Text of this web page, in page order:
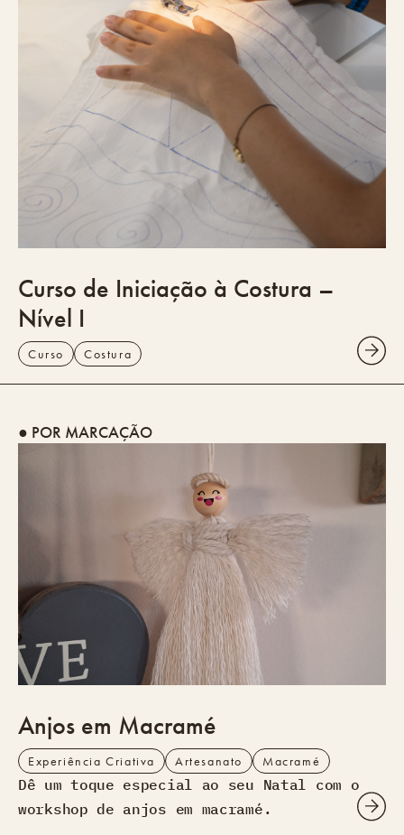
Curso de Iniciação à Costura –
Nível I
Curso Costura
● POR MARCAÇÃO
Anjos em Macramé
Experiência Criativa Artesanato Macramé
Dê um toque especial ao seu Natal com o
workshop de anjos em macramé.